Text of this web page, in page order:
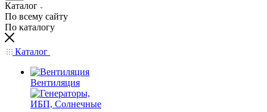
Каталог
По всему сайту
По каталогу
Каталог
Вентиляция